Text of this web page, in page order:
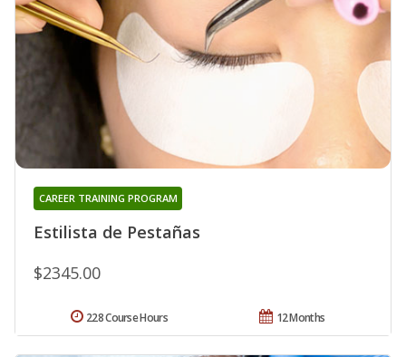
Estilista de Pestañas
CAREER TRAINING PROGRAM
$2345.00
12 Months
228 Course Hours